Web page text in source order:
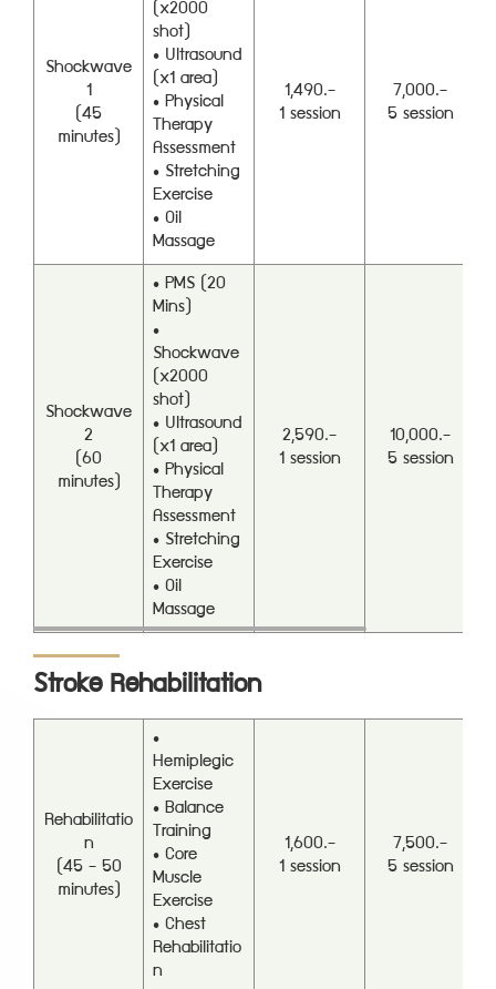
Shockwave
1
(45
minutes)
(x2000
shot)
• Ultrasound
(x1 area)
• Physical
Therapy
Assessment
• Stretching
Exercise
• Oil
Massage
1,490.-
1 session
7,000.-
5 session
Shockwave
2
(60
minutes)
• PMS (20
Mins)
•
Shockwave
(x2000
shot)
• Ultrasound
(x1 area)
• Physical
Therapy
Assessment
• Stretching
Exercise
• Oil
Massage
2,590.-
1 session
10,000.-
5 session
Stroke Rehabilitation
Rehabilitatio
n
(45 - 50
minutes)
•
Hemiplegic
Exercise
• Balance
Training
• Core
Muscle
Exercise
• Chest
Rehabilitatio
n
1,600.-
1 session
7,500.-
5 session